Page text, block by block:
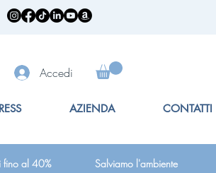
Accedi
AZIENDA CONTATTI
fino al 40% Salviamo l'ambiente